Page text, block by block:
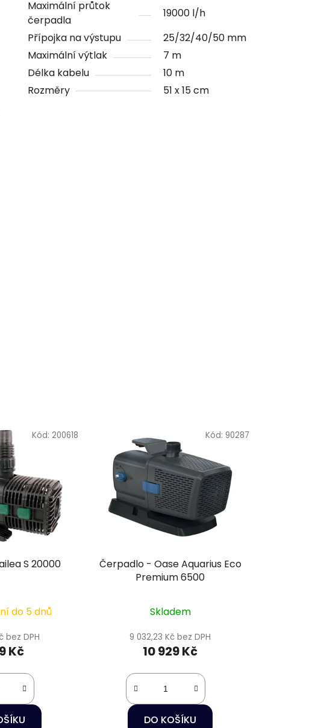
Maximální průtok
čerpadla
19000 l/h
Přípojka na výstupu
25/32/40/50 mm
Maximální výtlak
7 m
Délka kabelu
10 m
Rozměry
51 x 15 cm
S 20000
do 5 dnů
bez DPH
Kč
Kód: 200618
Čerpadlo - Oase Aquarius Eco
Premium 6500
Skladem
9 032,23 Kč bez DPH
10 929 Kč
DO KOŠÍKU
Kód: 90287